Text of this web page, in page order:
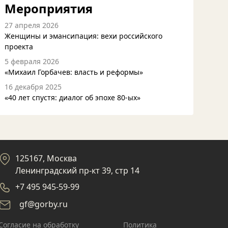
Мероприятия
27 апреля 2026
Женщины и эмансипация: вехи российского
проекта
5 февраля 2026
«Михаил Горбачев: власть и реформы»
16 декабря 2025
«40 лет спустя: диалог об эпохе 80-ых»
125167, Москва
Ленинградский пр-кт 39, стр 14
+7 495 945-59-99
gf@gorby.ru
на обработку Политика